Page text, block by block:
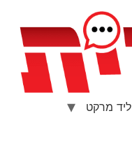
ליד מרקט